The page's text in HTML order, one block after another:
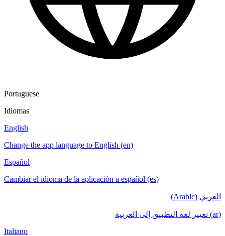
Portuguese
Idiomas
English
Change the app language to English (en)
Español
Cambiar el idioma de la aplicación a español (es)
العربي (Arabic)
(ar) تغيير لغة التطبيق إلى العربية
Italiano